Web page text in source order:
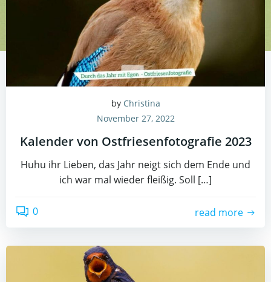
by Christina
November 27, 2022
Kalender von Ostfriesenfotografie 2023
Huhu ihr Lieben, das Jahr neigt sich dem Ende und
ich war mal wieder fleißig. Soll […]
0 read more